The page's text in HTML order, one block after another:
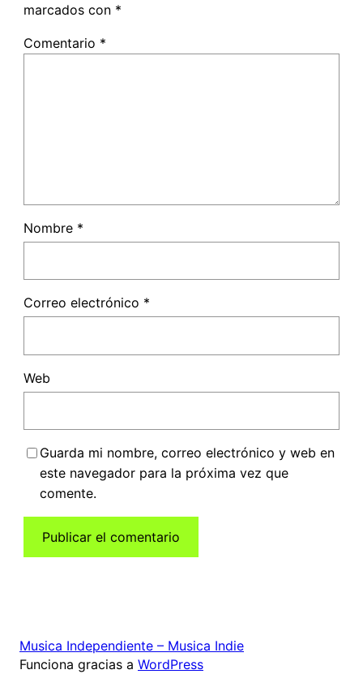
marcados con *
Comentario *
Nombre *
Correo electrónico *
Web
Guarda mi nombre, correo electrónico y web en
este navegador para la próxima vez que
comente.
Musica Independiente – Musica Indie
Funciona gracias a WordPress